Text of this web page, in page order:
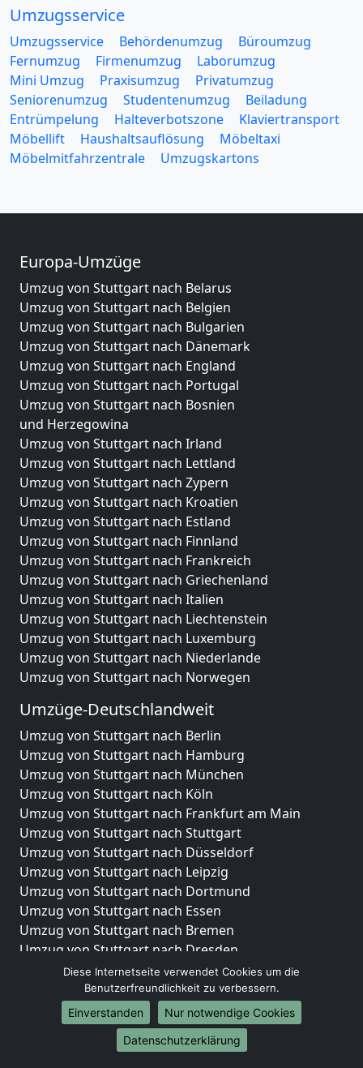
Umzugsservice
Umzugsservice Behördenumzug
Büroumzug
Fernumzug
Firmenumzug
Laborumzug
Mini Umzug
Praxisumzug
Privatumzug
Seniorenumzug
Studentenumzug
Beiladung
Entrümpelung
Halteverbotszone
Klaviertransport
Möbellift
Haushaltsauflösung
Möbeltaxi
Möbelmitfahrzentrale
Umzugskartons
Europa-Umzüge
Umzug von Stuttgart nach Belarus
Umzug von Stuttgart nach Belgien
Umzug von Stuttgart nach Bulgarien
Umzug von Stuttgart nach Dänemark
Umzug von Stuttgart nach England
Umzug von Stuttgart nach Portugal
Umzug von Stuttgart nach Bosnien
und Herzegowina
Umzug von Stuttgart nach Irland
Umzug von Stuttgart nach Lettland
Umzug von Stuttgart nach Zypern
Umzug von Stuttgart nach Kroatien
Umzug von Stuttgart nach Estland
Umzug von Stuttgart nach Finnland
Umzug von Stuttgart nach Frankreich
Umzug von Stuttgart nach Griechenland
Umzug von Stuttgart nach Italien
Umzug von Stuttgart nach Liechtenstein
Umzug von Stuttgart nach Luxemburg
Umzug von Stuttgart nach Niederlande
Umzug von Stuttgart nach Norwegen
Umzüge-Deutschlandweit
Umzug von Stuttgart nach Berlin
Umzug von Stuttgart nach Hamburg
Umzug von Stuttgart nach München
Umzug von Stuttgart nach Köln
Umzug von Stuttgart nach Frankfurt am Main
Umzug von Stuttgart nach Stuttgart
Umzug von Stuttgart nach Düsseldorf
Umzug von Stuttgart nach Leipzig
Umzug von Stuttgart nach Dortmund
Umzug von Stuttgart nach Essen
Umzug von Stuttgart nach Bremen
Umzug von Stuttgart nach Dresden
Umzug von Stuttgart nach Hannover
Umzug von Stuttgart nach Nürnberg
Umzug von Stuttgart nach Duisburg
Umzug von Stuttgart nach Bochum
Umzug von Stuttgart nach Wuppertal
Diese Internetseite verwendet Cookies um die
Benutzerfreundlichkeit zu verbessern.
Einverstanden
Nur notwendige Cookies
Datenschutzerklärung